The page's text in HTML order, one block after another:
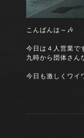
こんばんは～🎶
今日は４人営業で
九時から団体さん
今日も激しくワイ